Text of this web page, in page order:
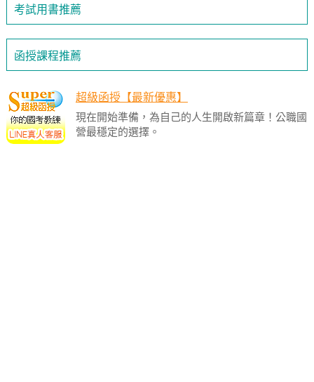
考試用書推薦
函授課程推薦
超級函授【最新優惠】
現在開始準備，為自己的人生開啟新篇章！公職國
營最穩定的選擇。